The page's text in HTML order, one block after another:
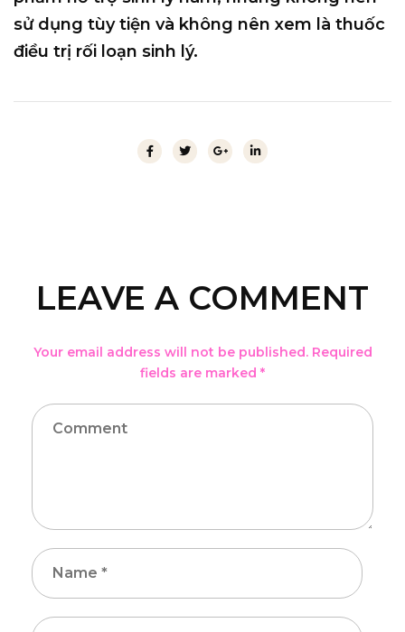
sử dụng tùy tiện và không nên xem là thuốc
điều trị rối loạn sinh lý.
LEAVE A COMMENT
Your email address will not be published. Required
fields are marked *